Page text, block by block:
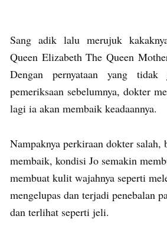
Sang adik lalu merujuk
Queen Elizabeth The Queen
Dengan pernyataan yang
pemeriksaan sebelumnya, dokter
lagi ia akan membaik keadaannya.
Nampaknya perkiraan dokter salah,
membaik, kondisi Jo semakin
membuat kulit wajahnya seperti
mengelupas dan terjadi penebalan
dan terlihat seperti jeli.